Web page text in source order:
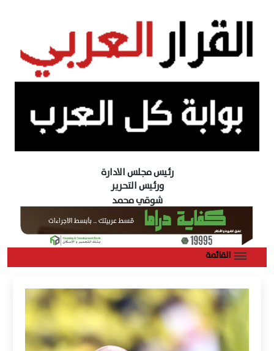
رئيس مجلس الادارة
ورئيس التحرير
شوقي محمد
القائمة